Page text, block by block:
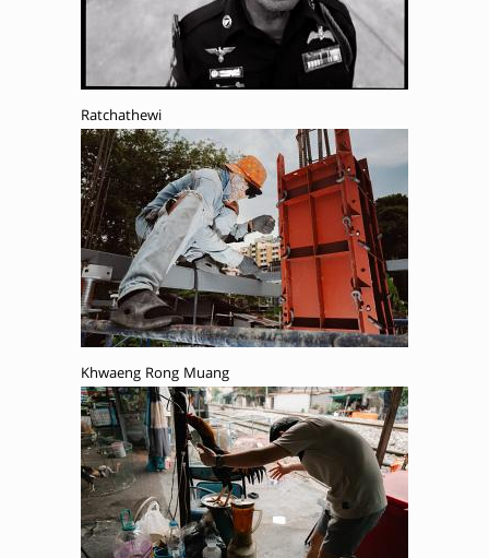
Ratchathewi
Khwaeng Rong Muang